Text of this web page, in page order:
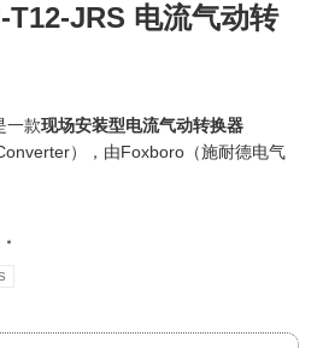
JRS 电流气动转
一款现场安装型电流气动转换器
），由Foxboro（施耐德电气